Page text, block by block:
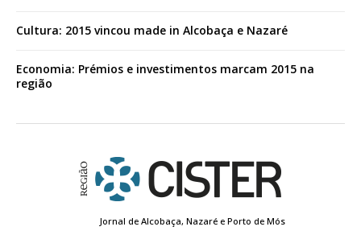
Cultura: 2015 vincou made in Alcobaça e Nazaré
Economia: Prémios e investimentos marcam 2015 na
região
Jornal de Alcobaça, Nazaré e Porto de Mós